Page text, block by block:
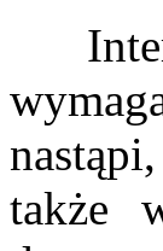
także